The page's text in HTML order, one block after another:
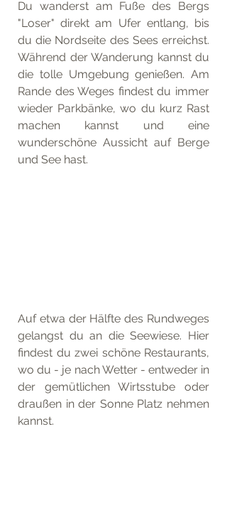
Du wanderst am Fuße des Bergs
"Loser" direkt am Ufer entlang, bis
du die Nordseite des Sees erreichst.
Während der Wanderung kannst du
die tolle Umgebung genießen. Am
Rande des Weges findest du immer
wieder Parkbänke, wo du kurz Rast
machen kannst und eine
wunderschöne Aussicht auf Berge
und See hast.
Auf etwa der Hälfte des Rundweges
gelangst du an die Seewiese. Hier
findest du zwei schöne Restaurants,
wo du - je nach Wetter - entweder in
der gemütlichen Wirtsstube oder
draußen in der Sonne Platz nehmen
kannst.